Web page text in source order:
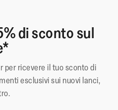
di sconto sul
per ricevere il tuo sconto di
esclusivi sui nuovi lanci,